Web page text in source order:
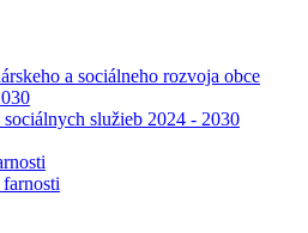
a sociálneho rozvoja obce
služieb 2024 - 2030